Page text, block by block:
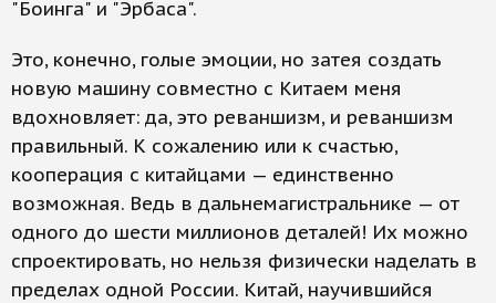
"Боинга" и "Эрбаса".
Это, конечно, голые эмоции, но затея создать
новую машину совместно с Китаем меня
вдохновляет: да, это реваншизм, и реваншизм
правильный. К сожалению или к счастью,
кооперация с китайцами — единственно
возможная. Ведь в дальнемагистральнике — от
одного до шести миллионов деталей! Их можно
спроектировать, но нельзя физически наделать в
пределах одной России. Китай, научившийся